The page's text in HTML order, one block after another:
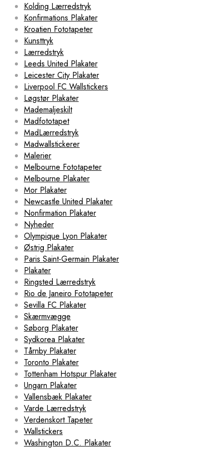
Kolding Lærredstryk
Konfirmations Plakater
Kroatien Fototapeter
Kunsttryk
Lærredstryk
Leeds United Plakater
Leicester City Plakater
Liverpool FC Wallstickers
Løgstør Plakater
Mademaljeskilt
Madfototapet
MadLærredstryk
Madwallstickerer
Malerier
Melbourne Fototapeter
Melbourne Plakater
Mor Plakater
Newcastle United Plakater
Nonfirmation Plakater
Nyheder
Olympique Lyon Plakater
Østrig Plakater
Paris Saint-Germain Plakater
Plakater
Ringsted Lærredstryk
Rio de Janeiro Fototapeter
Sevilla FC Plakater
Skærmvægge
Søborg Plakater
Sydkorea Plakater
Tårnby Plakater
Toronto Plakater
Tottenham Hotspur Plakater
Ungarn Plakater
Vallensbæk Plakater
Varde Lærredstryk
Verdenskort Tapeter
Wallstickers
Washington D.C. Plakater